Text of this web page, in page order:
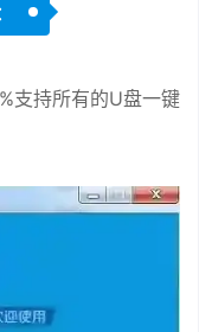
支持所有的U盘一键